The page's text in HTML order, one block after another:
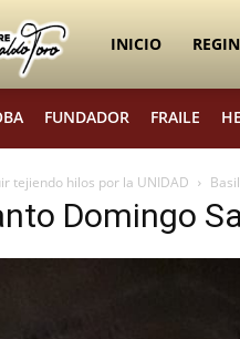
Padre
Toro
INICIO
FUNDADOR FRAILE
tejiendo hilos por la UNIDAD
Domingo